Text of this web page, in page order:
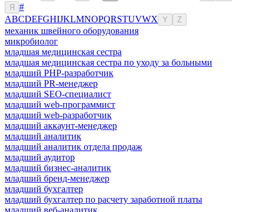
Я
#
ABCDEFGHIJKLMNOPQRSTUVWX Y Z
механик швейного оборудования
микробиолог
младшая медицинская сестра
младшая медицинская сестра по уходу за больными
младший PHP-разработчик
младший PR-менеджер
младший SEO-специалист
младший web-программист
младший web-разработчик
младший аккаунт-менеджер
младший аналитик
младший аналитик отдела продаж
младший аудитор
младший бизнес-аналитик
младший бренд-менеджер
младший бухгалтер
младший бухгалтер по расчету заработной платы
младший веб-аналитик